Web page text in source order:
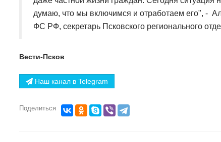
думаю, что мы включимся и отработаем его", -
ФС РФ, секретарь Псковского регионального
Вести-Псков
Наш канал в Telegram
Поделиться